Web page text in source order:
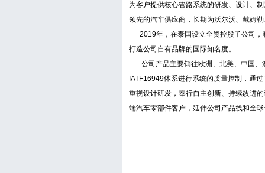
为客户提供核心管路系统的研发、设计、
领先的汽车供应商，长期为沃尔沃、戴姆
2019年，在泰国设立全资控股子公司，
打造公司自有品牌的国际知名度。
公司产品主要销往欧洲、北美、中国、
IATF16949体系进行系统的质量控制，通
重视设计研发，奉行自主创新、持续改进
端汽车零部件客户，延伸公司产品线和全